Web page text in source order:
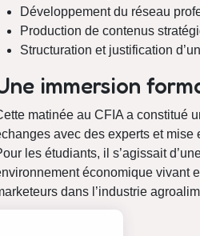
Développement du réseau
Production de contenus
Structuration et justification
immersion
matinée au CFIA a constitué
avec des experts et
les étudiants, il s’agissait
économique vivant
dans l’industrie